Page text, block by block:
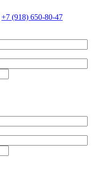
+7 (918) 650-80-47